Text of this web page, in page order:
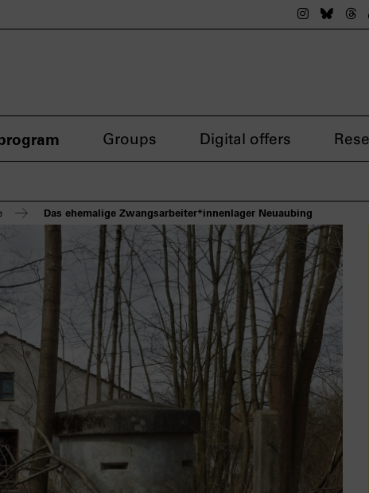
TheThe
Groups Digital offers
Das ehemalige Zwangsarbeiter*innenlager Neuaubing